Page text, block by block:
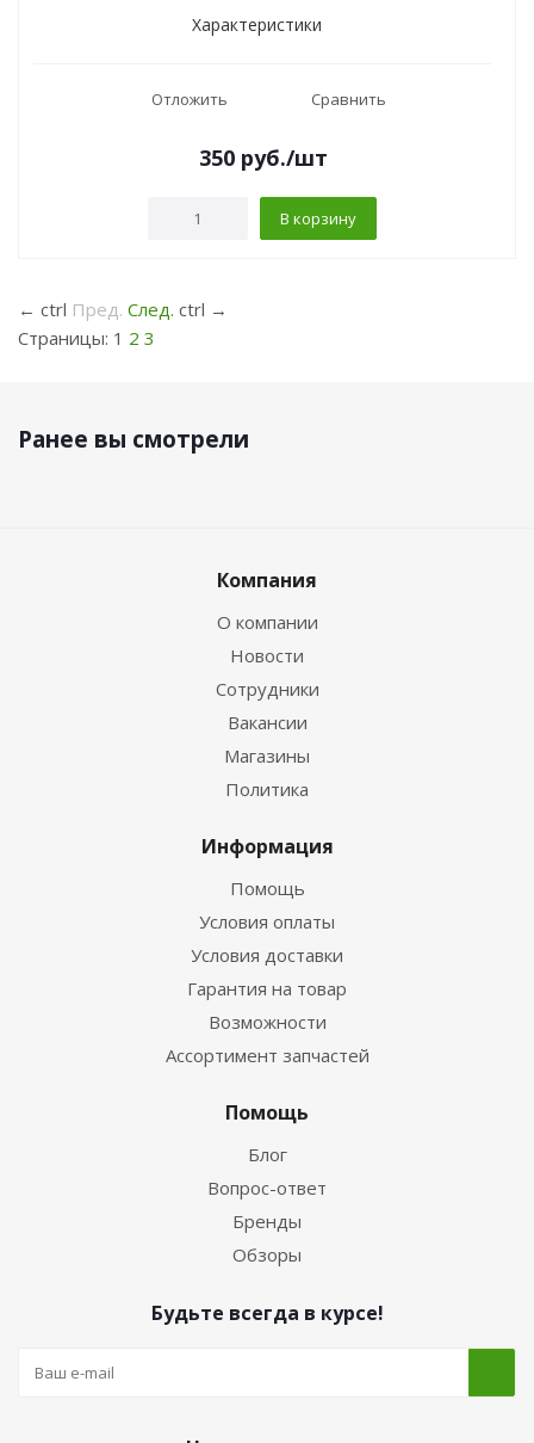
Характеристики
Отложить Сравнить
350руб./шт
В корзину
← ctrl Пред. След. ctrl →
Страницы: 1 2 3
Ранее вы смотрели
Компания
О компании
Новости
Сотрудники
Вакансии
Магазины
Политика
Информация
Помощь
Условия оплаты
Условия доставки
Гарантия на товар
Возможности
Ассортимент запчастей
Помощь
Блог
Вопрос-ответ
Бренды
Обзоры
Будьте всегда в курсе!